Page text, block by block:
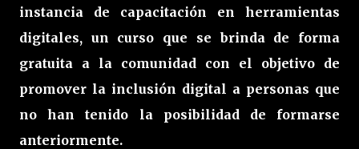
instancia de capacitación en herramientas
digitales, un curso que se brinda de forma
gratuita a la comunidad con el objetivo de
promover la inclusión digital a personas que
no han tenido la posibilidad de formarse
anteriormente.